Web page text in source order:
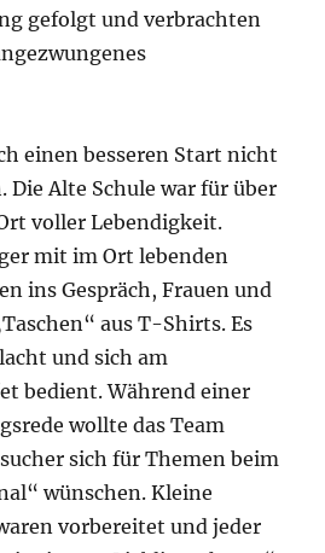
gefolgt und verbrachten
einen besseren Start nicht
Die Alte Schule war für über
voller Lebendigkeit.
mit im Ort lebenden
ins Gespräch, Frauen und
aus T-Shirts. Es
und sich am
bedient. Während einer
wollte das Team
sich für Themen beim
wünschen. Kleine
vorbereitet und jeder